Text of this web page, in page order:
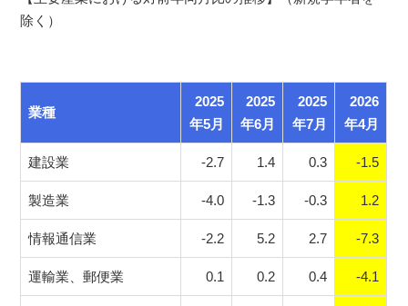
除く）
業種
2025
年5月
2025
年6月
2025
年7月
2026
年4月
建設業 -2.7 1.4 0.3 -1.5
製造業 -4.0 -1.3 -0.3 1.2
情報通信業 -2.2 5.2 2.7 -7.3
運輸業、郵便業 0.1 0.2 0.4 -4.1